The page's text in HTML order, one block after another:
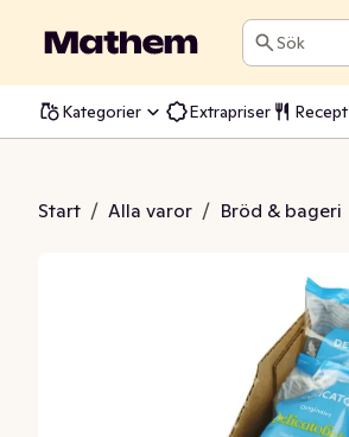
Sök
Kategorier Extrapriser Recept
Start / Alla varor / Bröd & bageri
25-p